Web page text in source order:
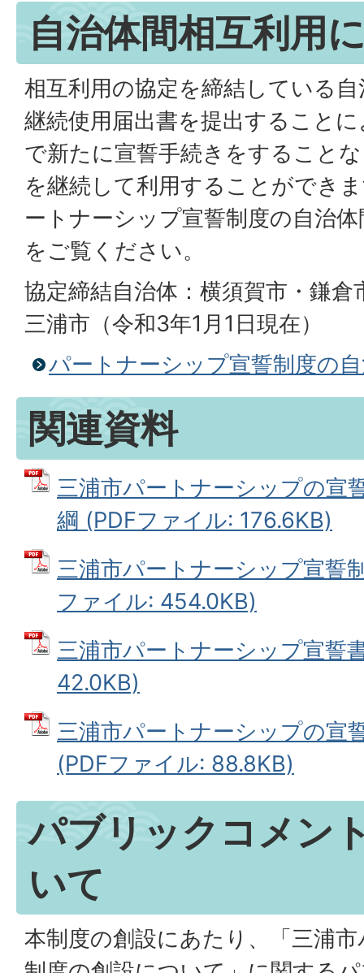
自治体間相互利用
相互利用の協定を締結している
継続使用届出書を提出すること
で新たに宣誓手続きをすること
を継続して利用することができ
ートナーシップ宣誓制度の自治
をご覧ください。
協定締結自治体：横須賀市・鎌倉
三浦市（令和3年1月1日現在）
パートナーシップ宣誓制度の
関連資料
三浦市パートナーシップの宣
綱 (PDFファイル: 176.6KB)
三浦市パートナーシップ宣誓
ファイル: 454.0KB)
三浦市パートナーシップ宣誓
42.0KB)
三浦市パートナーシップの宣
(PDFファイル: 88.8KB)
パブリックコメン
いて
本制度の創設にあたり、「三浦